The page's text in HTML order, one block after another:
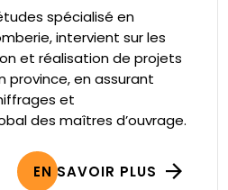
spécialisé en
intervient sur les
et réalisation de projets
province, en assurant
et
des maîtres d’ouvrage.
EN SAVOIR PLUS